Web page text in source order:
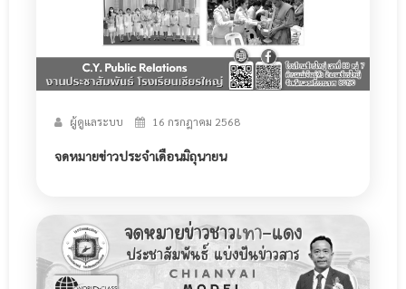
ผู้ดูแลระบบ 16 กรกฎาคม 2568
จดหมายข่าวประจำเดือนมิถุนายน